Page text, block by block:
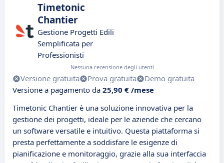
Timetonic
Chantier
Gestione Progetti Edili
Semplificata per
Professionisti
Nessuna recensione degli utenti
Versione gratuita Prova gratuita
Demo gratuita
Versione a pagamento da 25,90 € /mese
Timetonic Chantier è una soluzione innovativa per la
gestione dei progetti, ideale per le aziende che cercano
un software versatile e intuitivo. Questa piattaforma si
presta perfettamente a soddisfare le esigenze di
pianificazione e monitoraggio, grazie alla sua interfaccia